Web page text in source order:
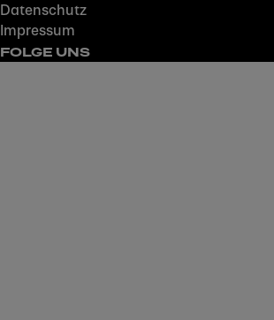
Datenschutz
Impressum
FOLGE UNS